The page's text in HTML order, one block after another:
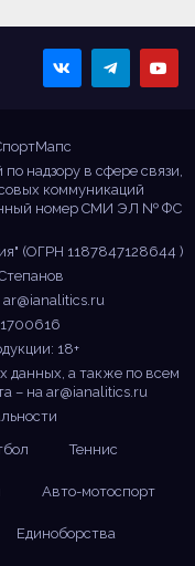
надзору в сфере связи,
коммуникаций
номер СМИ ЭЛ № ФС
(ОГРН 1187847128644 )
ar@ianalitics.ru
18+
данных, а также по всем
– на ar@ianalitics.ru
Теннис
Авто-мотоспорт
Единоборства